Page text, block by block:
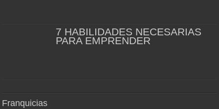
7 HABILIDADES NECESARIAS
PARA EMPRENDER
Franquicias